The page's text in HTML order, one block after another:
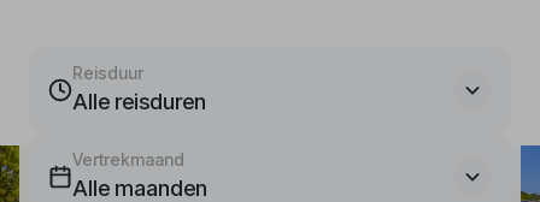
Reisduur
Alle reisduren
Vertrekmaand
Alle maanden